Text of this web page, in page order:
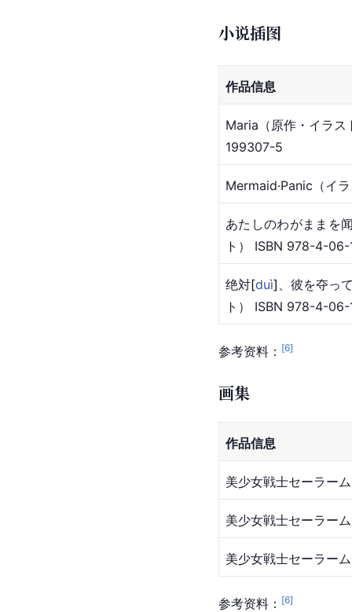
小说插图
作品信息
Maria（原作・イラ
199307-5
Mermaid·Panic（イ
あたしのわがままを
ト） ISBN 978-4-
绝対[duì]
、彼を夺
ト） ISBN 978-4-
参考资料： [6]
画集
作品信息
美少女戦士セーラー
美少女戦士セーラー
美少女戦士セーラー
参考资料： [6]